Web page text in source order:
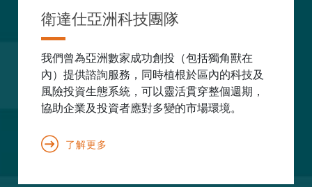
衛達仕亞洲科技團隊
我們曾為亞洲數家成功創投（包括獨角獸在
內）提供諮詢服務，同時植根於區內的科技及
風險投資生態系統，可以靈活貫穿整個週期，
協助企業及投資者應對多變的市場環境。
了解更多